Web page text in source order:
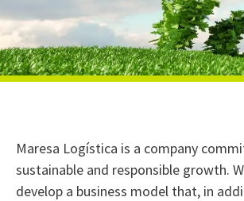
Maresa Logística is a company
sustainable and responsible growth.
develop a business model that, in